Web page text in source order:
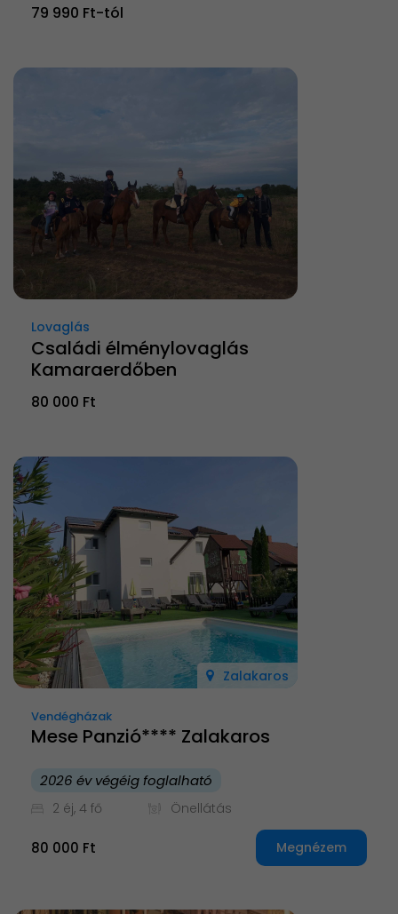
79 990 Ft-tól
Lovaglás
Családi élménylovaglás
Kamaraerdőben
80 000 Ft
Zalakaros
Vendégházak
Mese Panzió**** Zalakaros
2026 év végéig foglalható
2 éj, 4 fő Önellátás
80 000 Ft Megnézem